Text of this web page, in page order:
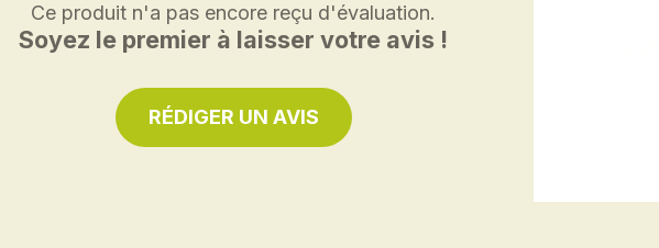
Ce produit n'a pas encore reçu d'évaluation.
Soyez le premier à laisser votre avis !
RÉDIGER UN AVIS